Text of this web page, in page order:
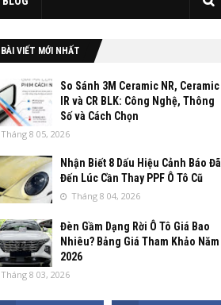
BÀI VIẾT MỚI NHẤT
So Sánh 3M Ceramic NR, Ceramic
IR và CR BLK: Công Nghệ, Thông
Số và Cách Chọn
Tháng 8 05, 2026
Nhận Biết 8 Dấu Hiệu Cảnh Báo Đã
Đến Lúc Cần Thay PPF Ô Tô Cũ
Tháng 8 04, 2026
Đèn Gầm Dạng Rời Ô Tô Giá Bao
Nhiêu? Bảng Giá Tham Khảo Năm
2026
Tháng 8 03, 2026